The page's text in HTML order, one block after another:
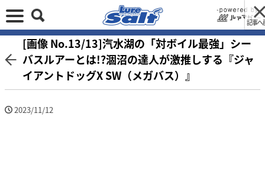
記事へ
[画像 No.13/13]汽水湖の「対ボイル最強」シー
バスルアーとは!?涸沼の達人が激推しする『ジャ
イアントドッグX SW（メガバス）』
2023/11/12